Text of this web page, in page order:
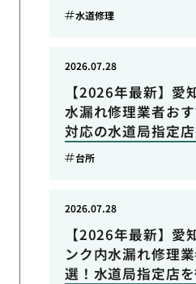
水道修理
【2026年最新】愛
水漏れ修理業者お
対応の水道局指定
2026.07.28
台所
【2026年最新】愛
ンク内水漏れ修理
選！水道局指定店
2026.07.28